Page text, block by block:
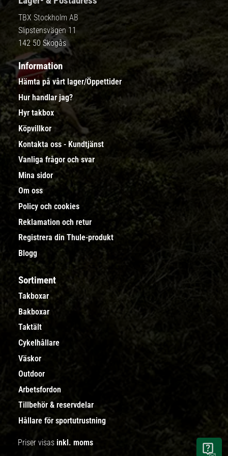
TBX Stockholm AB
Slipstensvägen 11
142 50 Skogås
Information
Hämta på vårt lager/Öppettider
Hur handlar jag?
Hyr takbox
Köpvillkor
Kontakta oss - Kundtjänst
Vanliga frågor och svar
Mina sidor
Om oss
Policy och cookies
Reklamation och retur
Registrera din Thule-produkt
Blogg
Sortiment
Takboxar
Bakboxar
Taktält
Cykelhållare
Väskor
Outdoor
Arbetsfordon
Tillbehör & reservdelar
Hållare för sportutrustning
Priser visas inkl. moms